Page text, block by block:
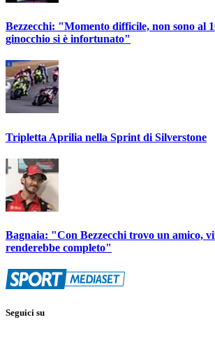
Bezzecchi: "Momento difficile, non sono al
ginocchio si è infortunato"
Tripletta Aprilia nella Sprint di Silverstone
Bagnaia: "Con Bezzecchi trovo un amico,
renderebbe completo"
Seguici su